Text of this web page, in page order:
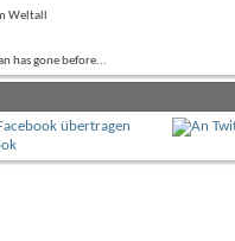
Weltall
has gone before...